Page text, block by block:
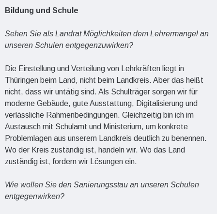
Bildung und Schule
Sehen Sie als Landrat Möglichkeiten dem Lehrermangel an
unseren Schulen entgegenzuwirken?
Die Einstellung und Verteilung von Lehrkräften liegt in
Thüringen beim Land, nicht beim Landkreis. Aber das heißt
nicht, dass wir untätig sind. Als Schulträger sorgen wir für
moderne Gebäude, gute Ausstattung, Digitalisierung und
verlässliche Rahmenbedingungen. Gleichzeitig bin ich im
Austausch mit Schulamt und Ministerium, um konkrete
Problemlagen aus unserem Landkreis deutlich zu benennen.
Wo der Kreis zuständig ist, handeln wir. Wo das Land
zuständig ist, fordern wir Lösungen ein.
Wie wollen Sie den Sanierungsstau an unseren Schulen
entgegenwirken?